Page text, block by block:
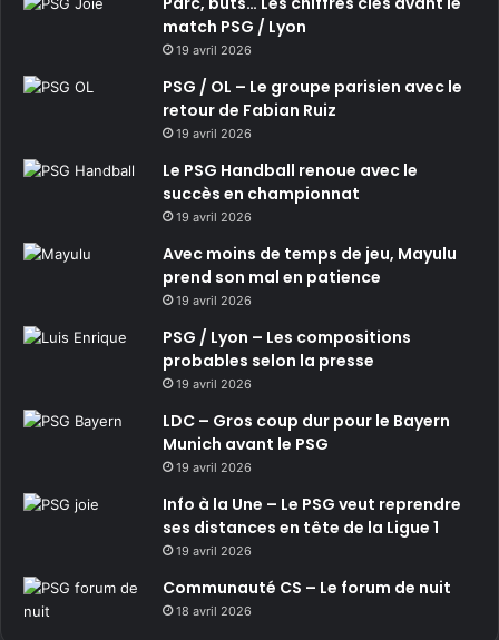
match PSG / Lyon
19 avril 2026
PSG / OL – Le groupe parisien avec le
retour de Fabian Ruiz
19 avril 2026
Le PSG Handball renoue avec le
succès en championnat
19 avril 2026
Avec moins de temps de jeu, Mayulu
prend son mal en patience
19 avril 2026
PSG / Lyon – Les compositions
probables selon la presse
19 avril 2026
LDC – Gros coup dur pour le Bayern
Munich avant le PSG
19 avril 2026
Info à la Une – Le PSG veut reprendre
ses distances en tête de la Ligue 1
19 avril 2026
Communauté CS – Le forum de nuit
18 avril 2026